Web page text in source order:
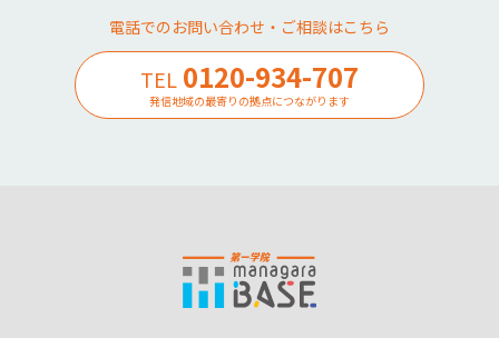
電話でのお問い合わせ・ご相談はこちら
TEL 0120-934-707
発信地域の最寄りの拠点につながります